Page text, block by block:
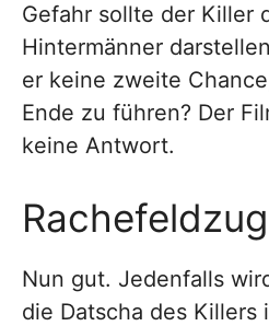
Gefahr sollte der Killer
Hintermänner
er keine zweite
Ende zu führen? Der
keine Antwort.
Rachefeldzug
Nun gut. Jedenfalls
die Datscha des Killers